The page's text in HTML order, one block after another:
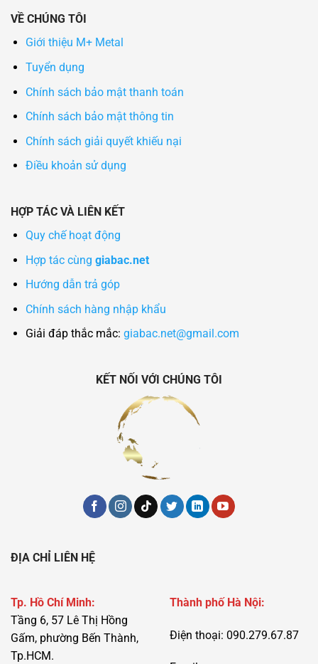
VỀ CHÚNG TÔI
Giới thiệu M+ Metal
Tuyển dụng
Chính sách bảo mật thanh toán
Chính sách bảo mật thông tin
Chính sách giải quyết khiếu nại
Điều khoản sử dụng
HỢP TÁC VÀ LIÊN KẾT
Quy chế hoạt động
Hợp tác cùng giabac.net
Hướng dẫn trả góp
Chính sách hàng nhập khẩu
Giải đáp thắc mắc: giabac.net@gmail.com
KẾT NỐI VỚI CHÚNG TÔI
ĐỊA CHỈ LIÊN HỆ
Tp. Hồ Chí Minh:
Tầng 6, 57 Lê Thị Hồng
Gấm, phường Bến Thành,
Tp.HCM.
Thành phố Hà Nội:
Điện thoại: 090.279.67.87